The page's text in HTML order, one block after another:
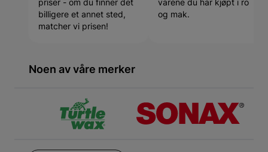
priser - om du finner det
billigere et annet sted,
matcher vi prisen!
varene du har kjøpt i ro
og mak.
Noen av våre merker